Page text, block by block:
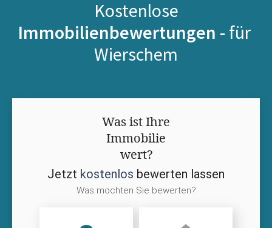
Kostenlose
Immobilienbewertungen - für
Wierschem
Was ist Ihre
Immobilie
wert?
Jetzt kostenlos bewerten lassen
Was möchten Sie bewerten?